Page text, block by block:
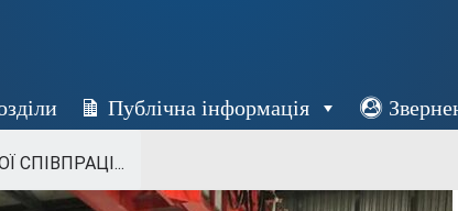
Публічна інформація
СПІВПРАЦІ...